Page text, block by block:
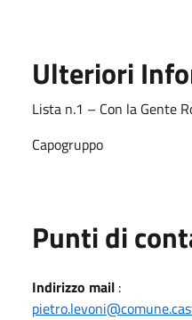
Ulteriori
Lista n.1 – Con la Gente
Capogruppo
Punti di
Indirizzo mail :